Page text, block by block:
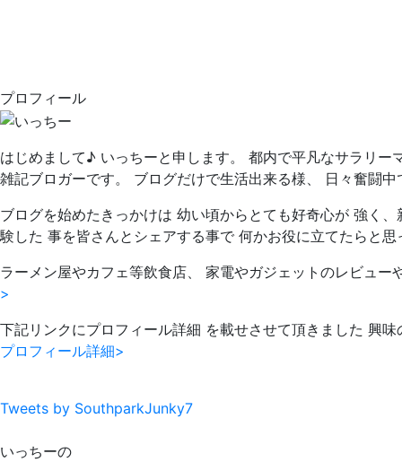
プロフィール
はじめまして♪ いっちーと申します。 都内で平凡なサラリ
雑記ブロガーです。 ブログだけで生活出来る様、 日々奮闘中
ブログを始めたきっかけは 幼い頃からとても好奇心が 強く
験した 事を皆さんとシェアする事で 何かお役に立てたらと
ラーメン屋やカフェ等飲食店、 家電やガジェットのレビュ
>
下記リンクにプロフィール詳細 を載せさせて頂きました 興
プロフィール詳細>
Tweets by SouthparkJunky7
いっちーの